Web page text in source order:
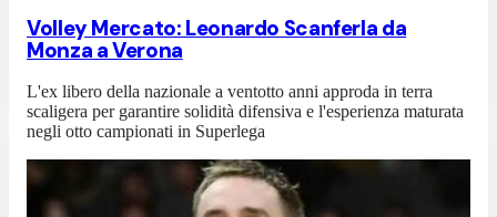
Volley Mercato: Leonardo Scanferla da
Monza a Verona
L'ex libero della nazionale a ventotto anni approda in terra
scaligera per garantire solidità difensiva e l'esperienza maturata
negli otto campionati in Superlega